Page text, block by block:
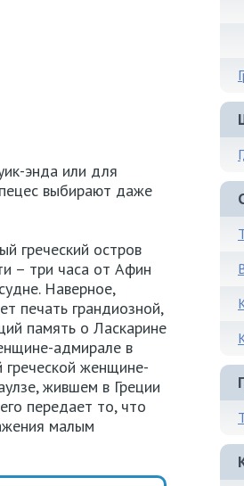
энда или для
выбирают даже
греческий остров
– три часа от Афин
Наверное,
печать грандиозной,
память о Ласкарине
адмирале в
женщине-
жившем в Греции
передает то, что
малым